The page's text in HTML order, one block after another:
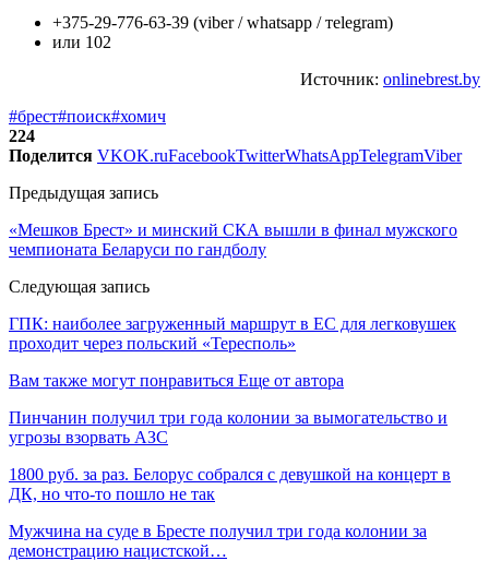
+375-29-776-63-39 (viber / whatsapp / тelegram)
или 102
Источник: onlinebrest.by
#брест#поиск#хомич
224
Поделится VKOK.ruFacebookTwitterWhatsAppTelegramViber
Предыдущая запись
«Мешков Брест» и минский СКА вышли в финал мужского
чемпионата Беларуси по гандболу
Следующая запись
ГПК: наиболее загруженный маршрут в ЕС для легковушек
проходит через польский «Тересполь»
Вам также могут понравиться Еще от автора
Пинчанин получил три года колонии за вымогательство и
угрозы взорвать АЗС
1800 руб. за раз. Белорус собрался с девушкой на концерт в
ДК, но что-то пошло не так
Мужчина на суде в Бресте получил три года колонии за
демонстрацию нацистской…